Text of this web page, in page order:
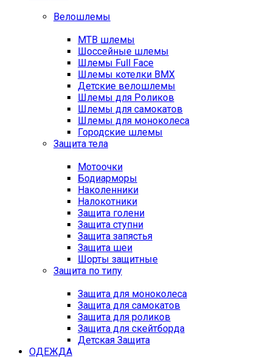
Велошлемы
MTB шлемы
Шоссейные шлемы
Шлемы Full Face
Шлемы котелки BMX
Детские велошлемы
Шлемы для Роликов
Шлемы для самокатов
Шлемы для моноколеса
Городские шлемы
Защита тела
Мотоочки
Бодиарморы
Наколенники
Налокотники
Защита голени
Защита ступни
Защита запястья
Защита шеи
Шорты защитные
Защита по типу
Защита для моноколеса
Защита для самокатов
Защита для роликов
Защита для скейтборда
Детская Защита
ОДЕЖДА